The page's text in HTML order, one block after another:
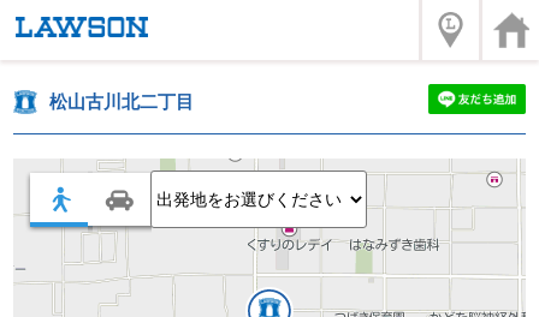
松山古川北二丁目